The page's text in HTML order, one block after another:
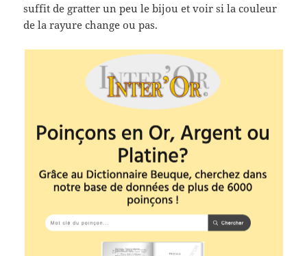
suffit de gratter un peu le bijou et voir si la couleur
de la rayure change ou pas.